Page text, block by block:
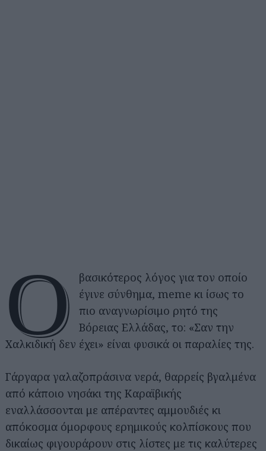
Ο
βασικότερος λόγος για τον οποίο
έγινε σύνθημα, meme κι ίσως το
πιο αναγνωρίσιμο ρητό της
Βόρειας Ελλάδας, το: «Σαν την
Χαλκιδική δεν έχει» είναι φυσικά οι παραλίες της.
Γάργαρα γαλαζοπράσινα νερά, θαρρείς βγαλμένα
από κάποιο νησάκι της Καραϊβικής
εναλλάσσονται με απέραντες αμμουδιές κι
απόκοσμα όμορφους ερημικούς κολπίσκους που
δικαίως φιγουράρουν στις λίστες με τις καλύτερες